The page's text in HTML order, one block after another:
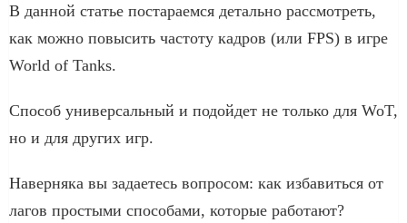
В данной статье постараемся детально рассмотреть,
как можно повысить частоту кадров (или FPS) в игре
World of Tanks.
Способ универсальный и подойдет не только для WoT,
но и для других игр.
Наверняка вы задаетесь вопросом: как избавиться от
лагов простыми способами, которые работают?